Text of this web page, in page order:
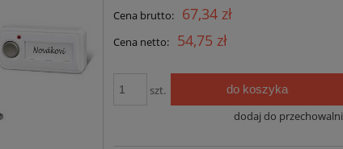
Cena brutto: 67,34 zł
Cena netto: 54,75 zł
szt. do koszyka
dodaj do przechowalni